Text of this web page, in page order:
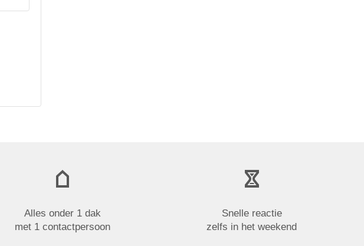
Alles onder 1 dak
met 1 contactpersoon
Snelle reactie
zelfs in het weekend